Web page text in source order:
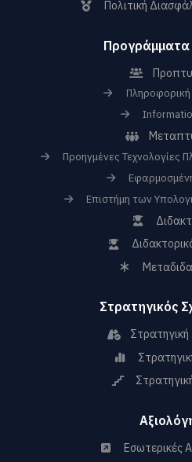
Πολιτική
Πληροφορική
Προηγμένες Τεχνολογίες
Επιστήμη των
Στρατηγικός
Εσωτερικές